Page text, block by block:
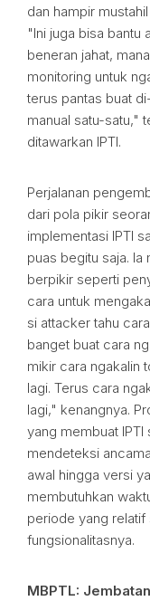
dan hampir
"Ini juga bisa bantu
beneran jahat,
monitoring untuk
terus pantas buat
manual satu-satu,"
ditawarkan IPTI.
Perjalanan
dari pola pikir
implementasi IPTI
puas begitu saja. Ia
berpikir seperti
cara untuk
si attacker tahu
banget buat cara
mikir cara ngakalin
lagi. Terus cara
lagi," kenangnya.
yang membuat
mendeteksi
awal hingga versi
membutuhkan
periode yang
fungsionalitasnya.
MBPTL: